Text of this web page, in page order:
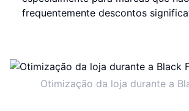
frequentemente descontos
Otimização da loja durante a